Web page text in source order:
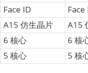
Face ID Face
A15 仿生晶片 A15
6 核心 6 核
5 核心 5 核